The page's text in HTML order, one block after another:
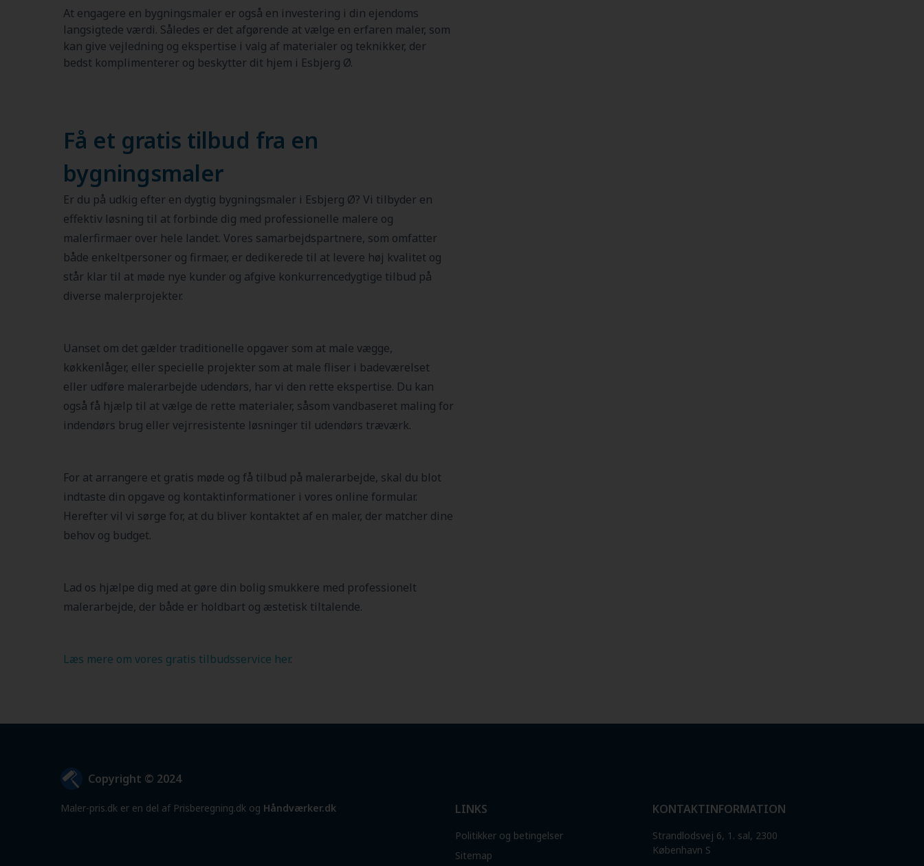
At engagere en bygningsmaler er også en investering i din ejendoms
langsigtede værdi. Således er det afgørende at vælge en erfaren maler, som
kan give vejledning og ekspertise i valg af materialer og teknikker, der
bedst komplimenterer og beskytter dit hjem i Esbjerg Ø.
Få et gratis tilbud fra en
bygningsmaler
Er du på udkig efter en dygtig bygningsmaler i Esbjerg Ø? Vi tilbyder en
effektiv løsning til at forbinde dig med professionelle malere og
malerfirmaer over hele landet. Vores samarbejdspartnere, som omfatter
både enkeltpersoner og firmaer, er dedikerede til at levere høj kvalitet og
står klar til at møde nye kunder og afgive konkurrencedygtige tilbud på
diverse malerprojekter.
Uanset om det gælder traditionelle opgaver som at male vægge,
køkkenlåger, eller specielle projekter som at male fliser i badeværelset
eller udføre malerarbejde udendørs, har vi den rette ekspertise. Du kan
også få hjælp til at vælge de rette materialer, såsom vandbaseret maling for
indendørs brug eller vejrresistente løsninger til udendørs træværk.
For at arrangere et gratis møde og få tilbud på malerarbejde, skal du blot
indtaste din opgave og kontaktinformationer i vores online formular.
Herefter vil vi sørge for, at du bliver kontaktet af en maler, der matcher dine
behov og budget.
Lad os hjælpe dig med at gøre din bolig smukkere med professionelt
malerarbejde, der både er holdbart og æstetisk tiltalende.
Læs mere om vores gratis tilbudsservice her.
Copyright © 2024
Maler-pris.dk er en del af Prisberegning.dk og Håndværker.dk LINKS
Politikker og betingelser
Sitemap
KONTAKTINFORMATION
Strandlodsvej 6, 1. sal, 2300
København S